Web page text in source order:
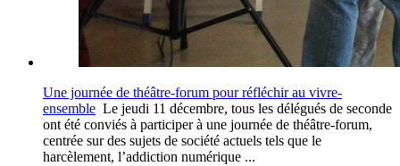
Une journée de théâtre-forum pour réfléchir au vivre-
ensemble Le jeudi 11 décembre, tous les délégués de seconde
ont été conviés à participer à une journée de théâtre-forum,
centrée sur des sujets de société actuels tels que le
harcèlement, l’addiction numérique ...